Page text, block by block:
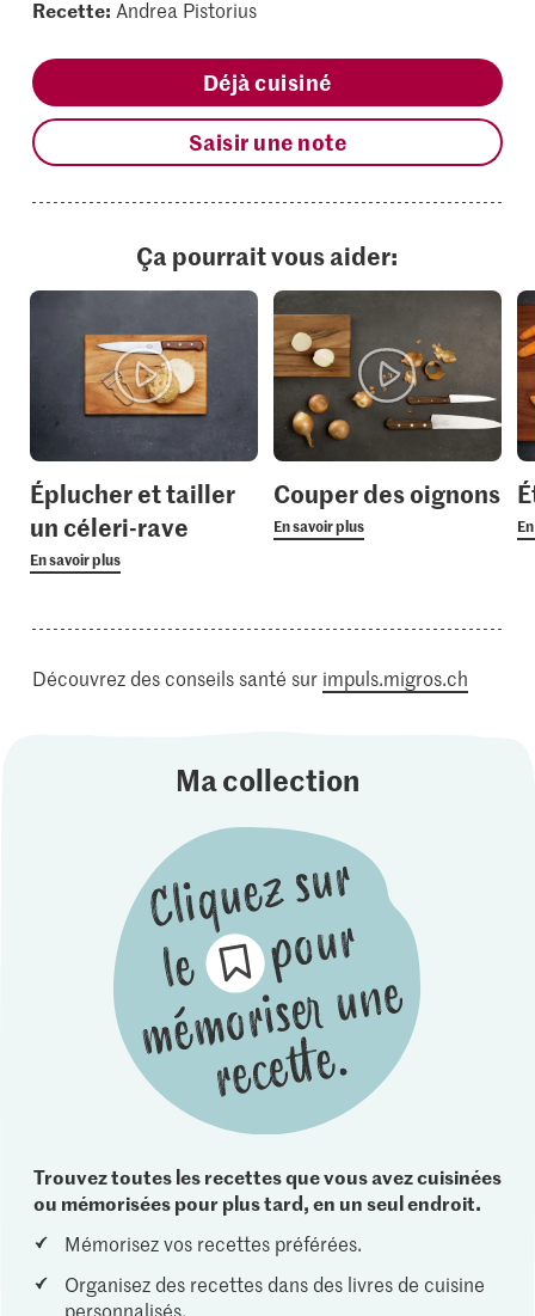
Recette: Andrea Pistorius
Déjà cuisiné
Saisir une note
Ça pourrait vous aider:
Éplucher et tailler
un céleri-rave
En savoir plus
Couper des oignons
En savoir plus
Découvrez des conseils santé sur impuls.migros.ch
Ma collection
Trouvez toutes les recettes que vous avez cuisinées
ou mémorisées pour plus tard, en un seul endroit.
Mémorisez vos recettes préférées.
Organisez des recettes dans des livres de cuisine
personnalisés.